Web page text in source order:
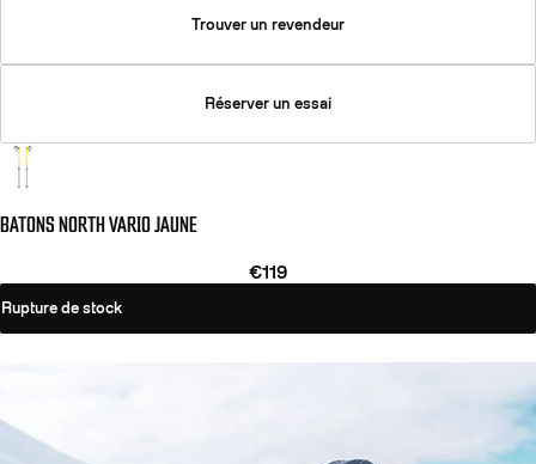
Trouver un revendeur
Réserver un essai
BATONS NORTH VARIO JAUNE
€119
Rupture de stock